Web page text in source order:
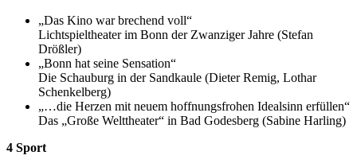
„Das Kino war brechend voll“
Lichtspieltheater im Bonn der Zwanziger Jahre (Stefan
Drößler)
„Bonn hat seine Sensation“
Die Schauburg in der Sandkaule (Dieter Remig, Lothar
Schenkelberg)
„…die Herzen mit neuem hoffnungsfrohen Idealsinn erfüllen“
Das „Große Welttheater“ in Bad Godesberg (Sabine Harling)
4 Sport